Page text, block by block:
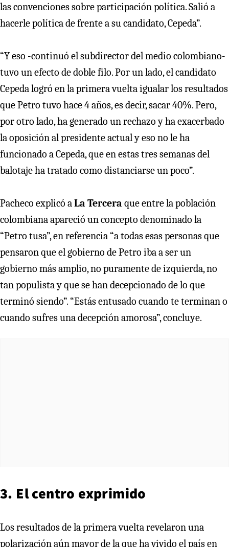
las convenciones sobre participación política. Salió a
hacerle política de frente a su candidato, Cepeda”.
“Y eso -continuó el subdirector del medio colombiano-
tuvo un efecto de doble filo. Por un lado, el candidato
Cepeda logró en la primera vuelta igualar los resultados
que Petro tuvo hace 4 años, es decir, sacar 40%. Pero,
por otro lado, ha generado un rechazo y ha exacerbado
la oposición al presidente actual y eso no le ha
funcionado a Cepeda, que en estas tres semanas del
balotaje ha tratado como distanciarse un poco”.
Pacheco explicó aLa Tercera que entre la población
colombiana apareció un concepto denominado la
“Petro tusa”, en referencia “a todas esas personas que
pensaron que el gobierno de Petro iba a ser un
gobierno más amplio, no puramente de izquierda, no
tan populista y que se han decepcionado de lo que
terminó siendo”. “Estás entusado cuando te terminan o
cuando sufres una decepción amorosa”, concluye.
3. El centro exprimido
Los resultados de la primera vuelta revelaron una
polarización aún mayor de la que ha vivido el país en